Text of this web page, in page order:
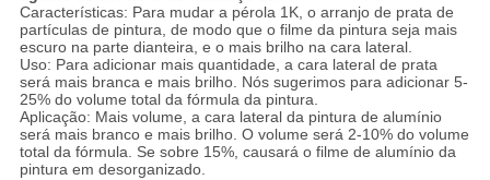
Características: Para mudar a pérola 1K, o arranjo de prata de
partículas de pintura, de modo que o filme da pintura seja mais
escuro na parte dianteira, e o mais brilho na cara lateral.
Uso: Para adicionar mais quantidade, a cara lateral de prata
será mais branca e mais brilho. Nós sugerimos para adicionar 5-
25% do volume total da fórmula da pintura.
Aplicação: Mais volume, a cara lateral da pintura de alumínio
será mais branco e mais brilho. O volume será 2-10% do volume
total da fórmula. Se sobre 15%, causará o filme de alumínio da
pintura em desorganizado.